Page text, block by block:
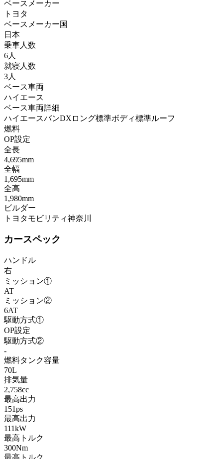
ベースメーカー
トヨタ
ベースメーカー国
日本
乗車人数
6人
就寝人数
3人
ベース車両
ハイエース
ベース車両詳細
ハイエースバンDXロング標準ボディ標準ルーフ
燃料
OP設定
全長
4,695mm
全幅
1,695mm
全高
1,980mm
ビルダー
トヨタモビリティ神奈川
カースペック
ハンドル
右
ミッション①
AT
ミッション②
6AT
駆動方式①
OP設定
駆動方式②
-
燃料タンク容量
70L
排気量
2,758cc
最高出力
151ps
最高出力
111kW
最高トルク
300Nm
最高トルク